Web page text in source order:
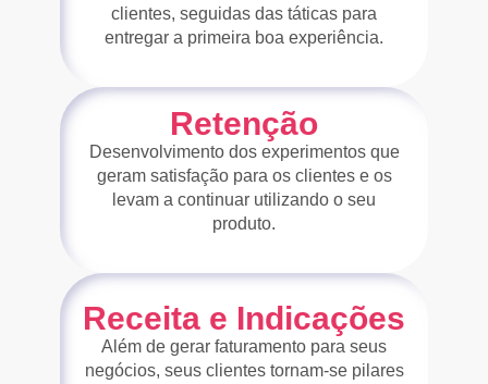
clientes, seguidas das táticas para
entregar a primeira boa experiência.
Retenção
Desenvolvimento dos experimentos que
geram satisfação para os clientes e os
levam a continuar utilizando o seu
produto.
Receita e Indicações
Além de gerar faturamento para seus
negócios, seus clientes tornam-se pilares